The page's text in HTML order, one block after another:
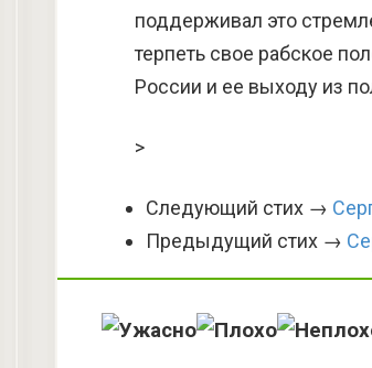
поддерживал это
терпеть свое рабское
России и ее выходу из
>
Следующий стих →
Предыдущий стих →